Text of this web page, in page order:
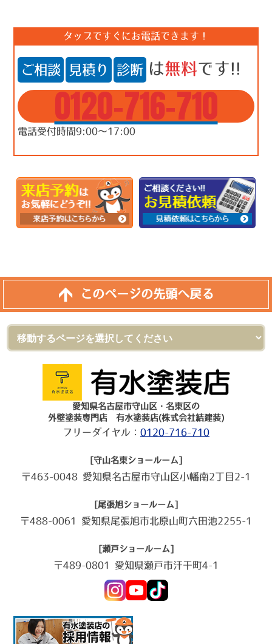
タップですぐにお電話できます！
ご相談 見積り 診断 は無料です!!
0120-716-710
電話受付時間9:00～17:00
このページの先頭へ戻る
愛知県名古屋市守山区・名東区の
外壁塗装専門店 有水塗装店(株式会社結建装)
フリーダイヤル： 0120-716-710
[守山名東ショールーム]
〒463-0048 愛知県名古屋市守山区小幡南2丁目2-1
[尾張旭ショールーム]
〒488-0061 愛知県尾張旭市北原山町六田池2255-1
[瀬戸ショールーム]
〒489-0801 愛知県瀬戸市汗干町4-1